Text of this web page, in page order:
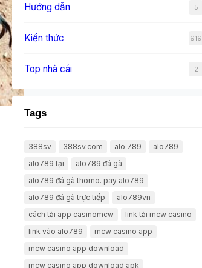
Hướng dẫn 5
Kiến thức 919
Top nhà cái 2
Tags
388sv 388sv.com alo 789
alo789
alo789 tại
alo789 đá gà
alo789 đá gà thomo. pay alo789
alo789 đá gà trực tiếp
alo789vn
cách tải app casinomcw
link tải mcw casino
link vào alo789
mcw casino app
mcw casino app download
mcw casino app download apk